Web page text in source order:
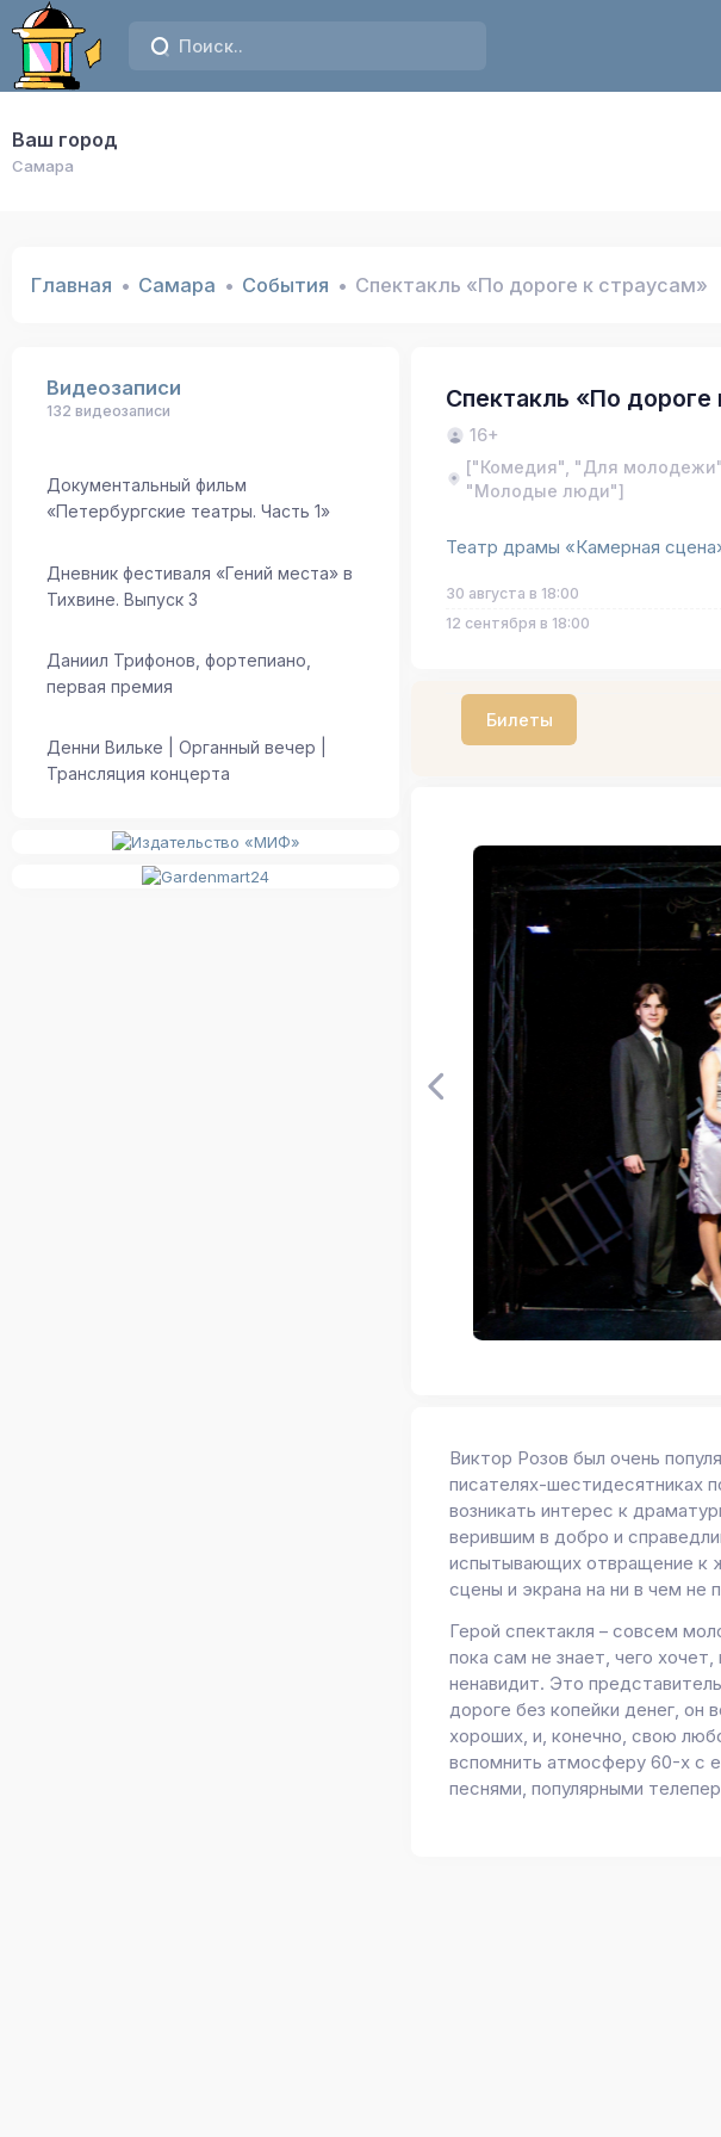
Ваш город
Самара
Главная Самара События Спектакль «По дороге к страусам»
Видеозаписи
132 видеозаписи
Документальный фильм
«Петербургские театры. Часть 1»
Дневник фестиваля «Гений места» в
Тихвине. Выпуск 3
Даниил Трифонов, фортепиано,
первая премия
Денни Вильке | Органный вечер |
Трансляция концерта
Спектакль «По дороге
16+
["Комедия", "Для
"Молодые люди"]
Театр драмы «Камерная
30 августа в 18:00
12 сентября в 18:00
Билеты
Виктор Розов был очень
писателях-шестидесятниках
возникать интерес к
верившим в добро и
испытывающих отвращение к
сцены и экрана на ни в чем не
Герой спектакля – совсем
пока сам не знает, чего
ненавидит. Это
дороге без копейки денег, он
хороших, и, конечно, свою
вспомнить атмосферу 60-х с
песнями, популярными